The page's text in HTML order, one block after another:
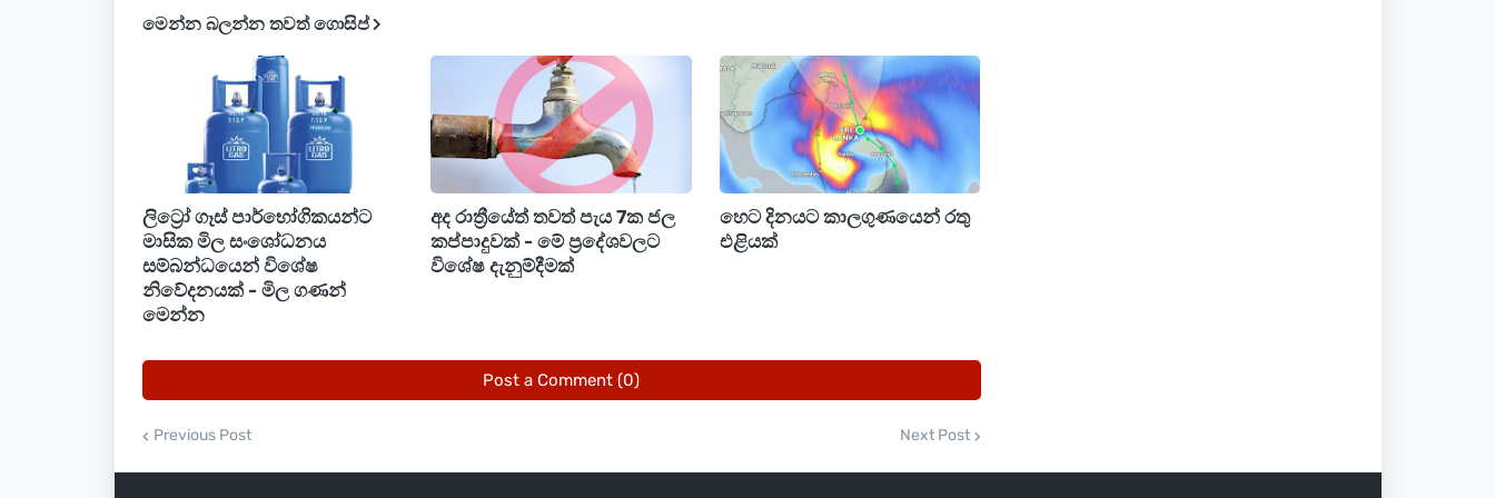
කරන්නේ. සාමාන්‍යයෙන් මේ වෛරස් රෝග පෙර පාසල් වයසේ පසුවන කුඩා දරුවන් අතර බහුලව
පැතිරෙන්න පුුළුවන්. උණ, කැස්ස, සෙම්පතිශ්‍යාව, උගුරේ වේදනාව, අධික හිසරදය, මාංශපේශීවල
ඇතිවන වේදනාවත් වමනය, පාචනය වැනි රෝග ලක්ෂණත් මෙහිදී ඇති වෙන්න පුළුවන්. ඔබට දින
තුනකට වඩා මේ රෝග ලක්ෂණ පවතිනවානම්, ඒ වගේම ඔබට හුස්ම ගැනීමේ අපහසුතාවයක් ඇති
වෙනවානම් ඔබ ඉතා ඉක්මනින් වෛද්‍ය උපදෙස් ලබා ගත යුතුයි"
මෙන්න බලන්න තවත් ගොසිප්
ලිට්‍රෝ ගෑස් පාර්භෝගිකයන්ට
මාසික මිල සංශෝධනය
සම්බන්ධයෙන් විශේෂ
නිවේදනයක් - මිල ගණන්
මෙන්න
අද රාත්‍රීයේත් තවත් පැය 7ක ජල
කප්පාදුවක් - මේ ප්‍රදේශවලට
විශේෂ දැනුම්දීමක්
හෙට දිනයට කාලගුණයෙන් රතු
එළියක්
Post a Comment (0)
Previous Post Next Post